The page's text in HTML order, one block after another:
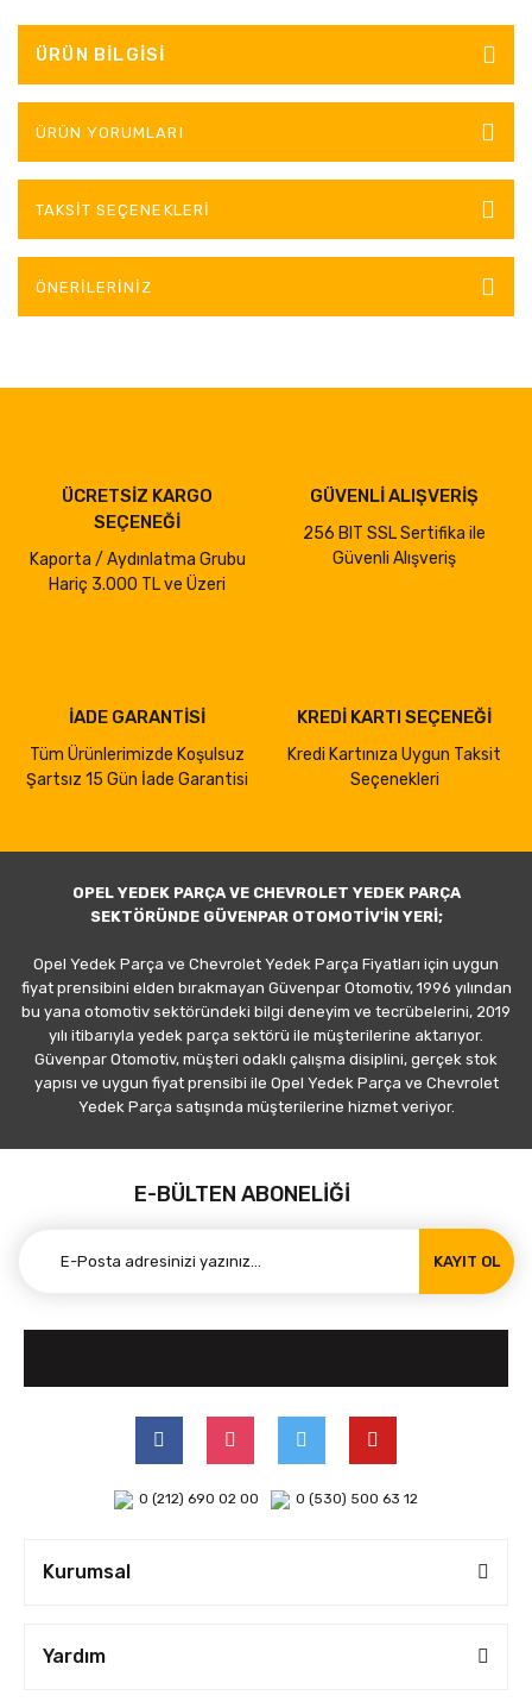
ÜRÜN BILGISI
ÜRÜN YORUMLARI
TAKSIT SEÇENEKLERI
ÖNERILERINIZ
ÜCRETSİZ KARGO
SEÇENEĞİ
Kaporta / Aydınlatma Grubu
Hariç 3.000 TL ve Üzeri
GÜVENLİ ALIŞVERİŞ
256 BIT SSL Sertifika ile
Güvenli Alışveriş
İADE GARANTİSİ
Tüm Ürünlerimizde Koşulsuz
Şartsız 15 Gün İade Garantisi
KREDİ KARTI SEÇENEĞİ
Kredi Kartınıza Uygun Taksit
Seçenekleri
OPEL YEDEK PARÇA VE CHEVROLET YEDEK PARÇA
SEKTÖRÜNDE GÜVENPAR OTOMOTİV'İN YERİ;
Opel Yedek Parça ve Chevrolet Yedek Parça Fiyatları için uygun
fiyat prensibini elden bırakmayan Güvenpar Otomotiv, 1996 yılından
bu yana otomotiv sektöründeki bilgi deneyim ve tecrübelerini, 2019
yılı itibarıyla yedek parça sektörü ile müşterilerine aktarıyor.
Güvenpar Otomotiv, müşteri odaklı çalışma disiplini, gerçek stok
yapısı ve uygun fiyat prensibi ile Opel Yedek Parça ve Chevrolet
Yedek Parça satışında müşterilerine hizmet veriyor.
E-BÜLTEN ABONELİĞİ
KAYIT OL
0 (212) 690 02 00 0 (530) 500 63 12
Kurumsal
Yardım